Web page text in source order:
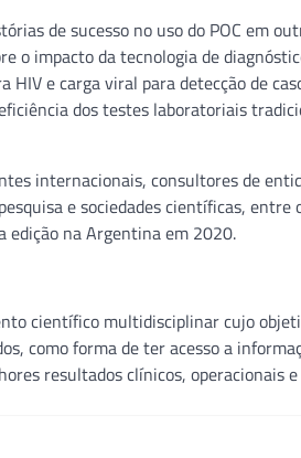
de sucesso no uso do POC em
o impacto da tecnologia de
e carga viral para detecção de
dos testes laboratoriais
internacionais, consultores de
e sociedades científicas, entre
edição na Argentina em 2020.
científico multidisciplinar cujo
como forma de ter acesso a
resultados clínicos, operacionais